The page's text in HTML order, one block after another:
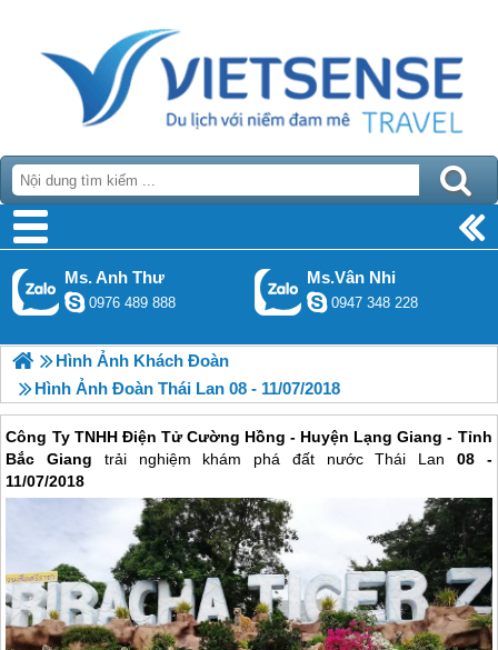
Ms. Anh Thư
0976 489 888
Ms.Vân Nhi
0947 348 228
Hình Ảnh Khách Đoàn
Hình Ảnh Đoàn Thái Lan 08 - 11/07/2018
Công Ty TNHH Điện Tử Cường Hồng - Huyện Lạng Giang - Tỉnh
Bắc Giang trải nghiệm khám phá đất nước Thái Lan 08 -
11/07/2018